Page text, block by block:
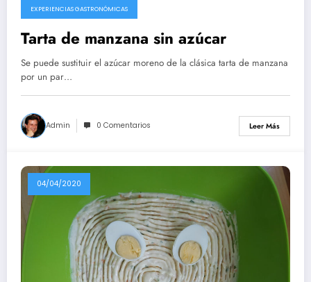
EXPERIENCIAS GASTRONÓMICAS
Tarta de manzana sin azúcar
Se puede sustituir el azúcar moreno de la clásica tarta de manzana
por un par…
Admin 0 Comentarios Leer Más
04/04/2020